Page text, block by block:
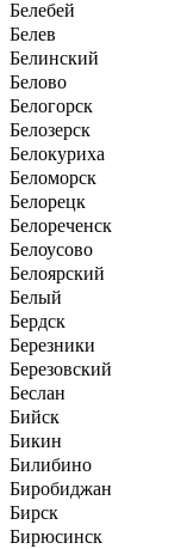
Белебей
Белев
Белинский
Белово
Белогорск
Белозерск
Белокуриха
Беломорск
Белорецк
Белореченск
Белоусово
Белоярский
Белый
Бердск
Березники
Березовский
Беслан
Бийск
Бикин
Билибино
Биробиджан
Бирск
Бирюсинск